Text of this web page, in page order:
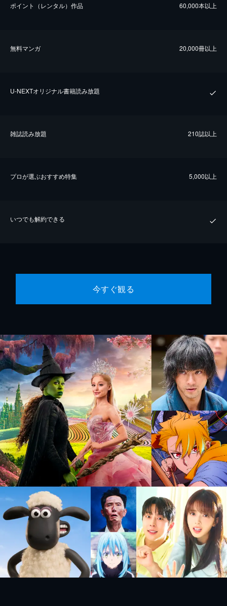
ポイント（レンタル）作品 60,000本以上
無料マンガ 20,000冊以上
U-NEXTオリジナル書籍読み放題
雑誌読み放題 210誌以上
プロが選ぶおすすめ特集 5,000以上
いつでも解約できる
今すぐ観る